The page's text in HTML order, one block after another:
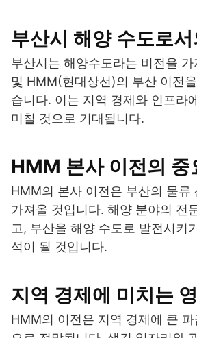
부산시 해양 수도로
부산시는 해양수도라는 비전을
및 HMM(현대상선)의 부산 이전
습니다. 이는 지역 경제와 인프라
미칠 것으로 기대됩니다.
HMM 본사 이전의 중
HMM의 본사 이전은 부산의 물류
가져올 것입니다. 해양 분야의 전
고, 부산을 해양 수도로 발전시키
석이 될 것입니다.
지역 경제에 미치는
HMM의 이전은 지역 경제에 큰